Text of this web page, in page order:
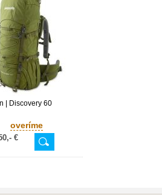
| Discovery 60
overíme
€